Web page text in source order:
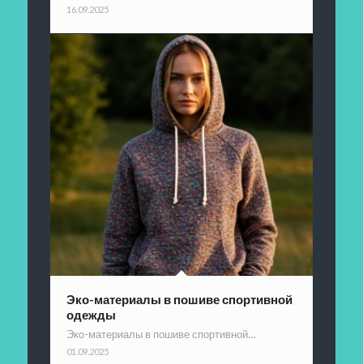
16.09.2025
Эко-материалы в пошиве спортивной
одежды
Эко-материалы в пошиве спортивной…
01.09.2025